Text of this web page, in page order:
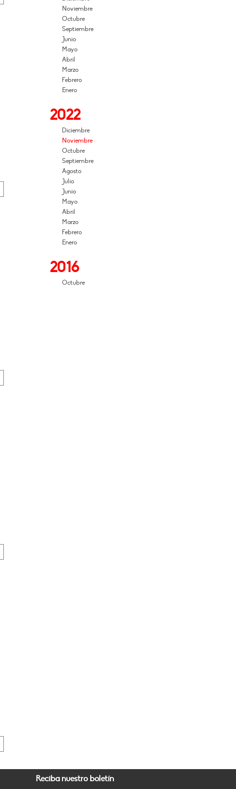
Noviembre
Octubre
Septiembre
Junio
Mayo
Abril
Marzo
Febrero
Enero
2022
Diciembre
Noviembre
Octubre
Septiembre
Agosto
Julio
Junio
Mayo
Abril
Marzo
Febrero
Enero
2016
Octubre
Reciba nuestro boletín